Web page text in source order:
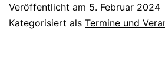
Veröffentlicht am 5. Februar 2024
Kategorisiert als Termine und